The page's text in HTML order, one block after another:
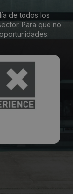
de todos los
Para que no